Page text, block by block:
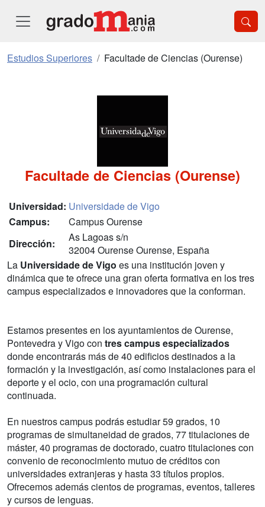
Estudios Superiores Facultade de Ciencias (Ourense)
Facultade de Ciencias (Ourense)
Universidad: Universidade de Vigo
Campus:
Campus Ourense
Dirección:
As Lagoas s/n
32004 Ourense Ourense, España
La Universidade de Vigo es una institución joven y
dinámica que te ofrece una gran oferta formativa en los tres
campus especializados e innovadores que la conforman.
Estamos presentes en los ayuntamientos de Ourense,
Pontevedra y Vigo con tres campus especializados
donde encontrarás más de 40 edificios destinados a la
formación y la investigación, así como instalaciones para el
deporte y el ocio, con una programación cultural
continuada.
En nuestros campus podrás estudiar 59 grados, 10
programas de simultaneidad de grados, 77 titulaciones de
máster, 40 programas de doctorado, cuatro titulaciones con
convenio de reconocimiento mutuo de créditos con
universidades extranjeras y hasta 33 títulos propios.
Ofrecemos además cientos de programas, eventos, talleres
y cursos de lenguas.